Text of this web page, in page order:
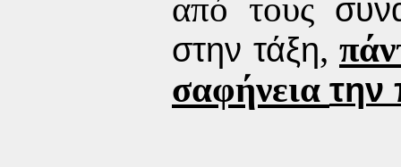
από τους
στην τάξη,
σαφήνεια την